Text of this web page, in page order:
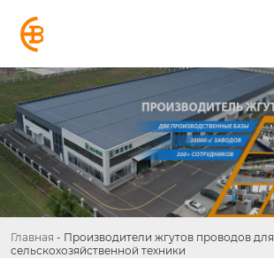
Главная - Производители жгутов проводов для
сельскохозяйственной техники